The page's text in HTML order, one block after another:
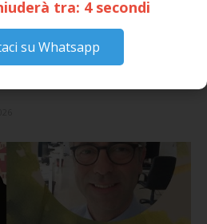
tra: 4secondi
su Whatsapp
SOGNI” IN CONCERTO A